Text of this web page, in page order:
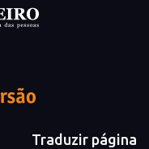
Traduzir página